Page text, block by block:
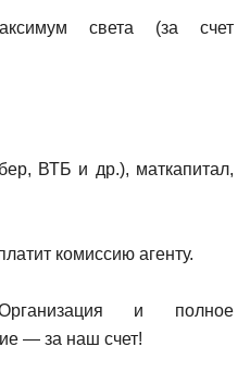
света (за счет
ВТБ и др.), маткапитал,
комиссию агенту.
и полное
— за наш счет!